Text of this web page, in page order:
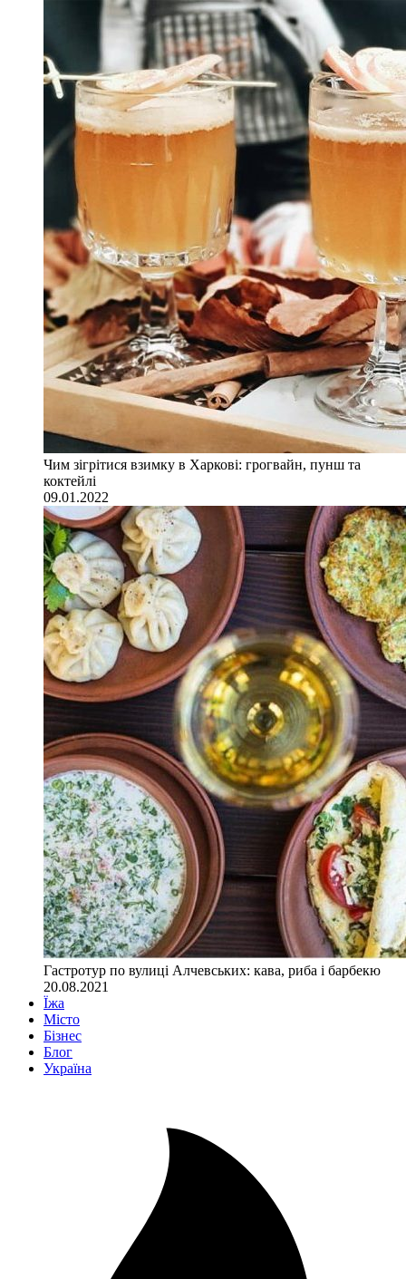
Чим зігрітися взимку в Харкові: грогвайн, пунш та
коктейлі
09.01.2022
Гастротур по вулиці Алчевських: кава, риба і барбекю
20.08.2021
Їжа
Місто
Бізнес
Блог
Україна